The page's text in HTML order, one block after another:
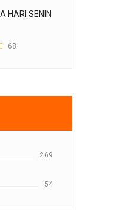
HARI SENIN
68
269
54